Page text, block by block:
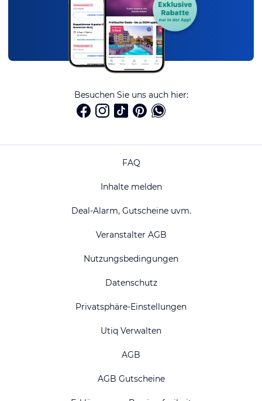
Besuchen Sie uns auch hier:
FAQ
Inhalte melden
Deal-Alarm, Gutscheine uvm.
Veranstalter AGB
Nutzungsbedingungen
Datenschutz
Privatsphäre-Einstellungen
Utiq Verwalten
AGB
AGB Gutscheine